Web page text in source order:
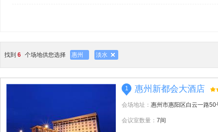
找到 6 个场地供您选择 惠州 淡水
1 惠州新都会大酒店
会场地址： 惠州市惠阳区白云一路50
会议室数量： 7间